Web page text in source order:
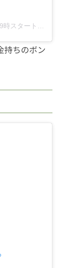
「風間公親－教場０－」4月10日月曜よる9時スタート【フジテレビ開局65周年特別企画】(@kazamakyojo)がシェアした投稿
持ちのボン